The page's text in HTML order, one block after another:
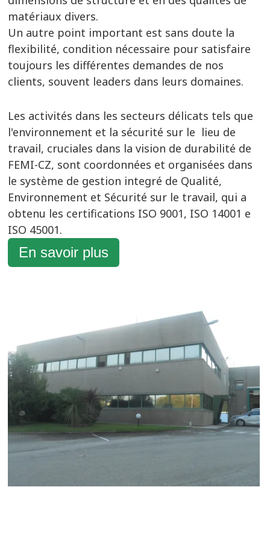
matériaux divers.
Un autre point important est sans doute la
flexibilité, condition nécessaire pour satisfaire
toujours les différentes demandes de nos
clients, souvent leaders dans leurs domaines.
Les activités dans les secteurs délicats tels que
l'environnement et la sécurité sur le lieu de
travail, cruciales dans la vision de durabilité de
FEMI-CZ, sont coordonnées et organisées dans
le système de gestion integré de Qualité,
Environnement et Sécurité sur le travail, qui a
obtenu les certifications ISO 9001, ISO 14001 e
ISO 45001.
En savoir plus